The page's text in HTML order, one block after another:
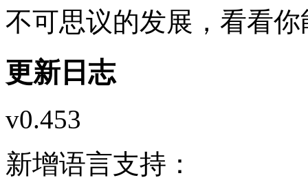
不可思议的发展，看看
更新日志
v0.453
新增语言支持：